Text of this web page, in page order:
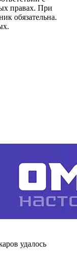
правах. При
обязательна.
удалось